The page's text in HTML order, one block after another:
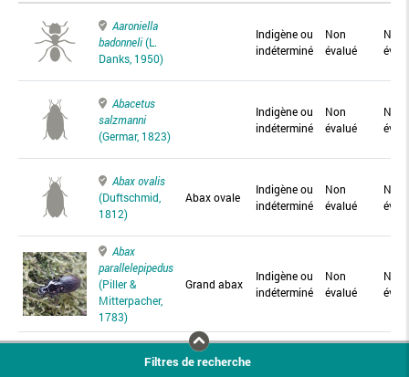
Aaroniella
badonneli(L.
Danks, 1950)
Indigène ou
indéterminé
Non
évalué
Non
Abacetus
salzmanni
(Germar, 1823)
Indigène ou
indéterminé
Non
évalué
Non
Abax ovalis
(Duftschmid,
1812)
Abax ovale
Indigène ou
indéterminé
Non
évalué
Non
Abax
parallelepipedus
(Piller &
Mitterpacher,
1783)
Grand abax
Indigène ou
indéterminé
Non
évalué
Non
Abax
Abax
Filtres de recherche